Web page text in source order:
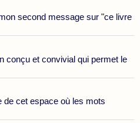
second message sur "ce livre
conçu et convivial qui permet le
de cet espace où les mots